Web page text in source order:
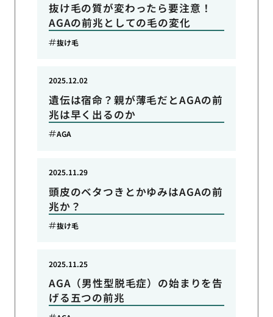
抜け毛の質が変わったら要注意！
AGAの前兆としての毛の変化
抜け毛
遺伝は宿命？親が薄毛だとAGAの前
兆は早く出るのか
2025.12.02
AGA
頭皮のベタつきとかゆみはAGAの前
兆か？
2025.11.29
抜け毛
AGA（男性型脱毛症）の始まりを告
げる五つの前兆
2025.11.25